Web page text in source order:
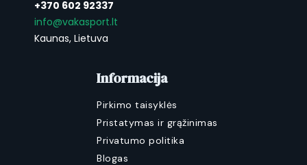
saugojimui. Abu variantai tinka nuomos
verslams, kuriems reikia patogiai ir tvarkingai
laikyti kelis laivus.
+370 602 92337
info@vakasport.lt
Kaunas, Lietuva
Informacija
Pirkimo taisyklės
Pristatymas ir grąžinimas
Privatumo politika
Blogas